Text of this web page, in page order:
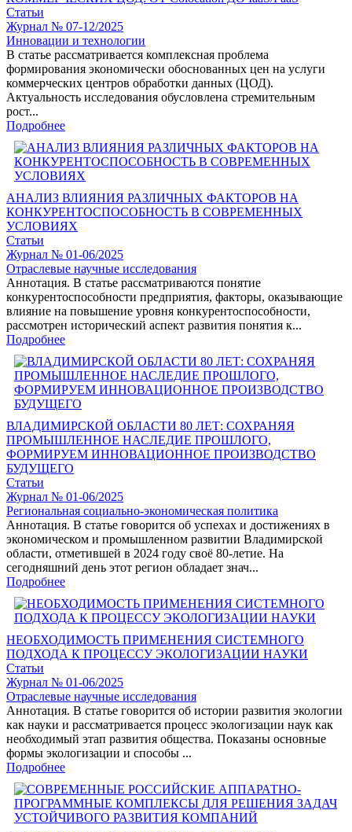
Статьи
Журнал № 07-12/2025
Инновации и технологии
В статье рассматривается комплексная проблема
формирования экономически обоснованных цен на услуги
коммерческих центров обработки данных (ЦОД).
Актуальность исследования обусловлена стремительным
рост...
Подробнее
АНАЛИЗ ВЛИЯНИЯ РАЗЛИЧНЫХ ФАКТОРОВ НА
КОНКУРЕНТОСПОСОБНОСТЬ В СОВРЕМЕННЫХ
УСЛОВИЯХ
Статьи
Журнал № 01-06/2025
Отраслевые научные исследования
Аннотация. В статье рассматриваются понятие
конкурентоспособности предприятия, факторы, оказывающие
влияние на повышение уровня конкурентоспособности,
рассмотрен исторический аспект развития понятия к...
Подробнее
ВЛАДИМИРСКОЙ ОБЛАСТИ 80 ЛЕТ: СОХРАНЯЯ
ПРОМЫШЛЕННОЕ НАСЛЕДИЕ ПРОШЛОГО,
ФОРМИРУЕМ ИННОВАЦИОННОЕ ПРОИЗВОДСТВО
БУДУЩЕГО
Статьи
Журнал № 01-06/2025
Региональная социально-экономическая политика
Аннотация. В статье говорится об успехах и достижениях в
экономическом и промышленном развитии Владимирской
области, отметившей в 2024 году своё 80-летие. На
сегодняшний день этот регион обладает знач...
Подробнее
НЕОБХОДИМОСТЬ ПРИМЕНЕНИЯ СИСТЕМНОГО
ПОДХОДА К ПРОЦЕССУ ЭКОЛОГИЗАЦИИ НАУКИ
Статьи
Журнал № 01-06/2025
Отраслевые научные исследования
Аннотация. В статье говорится об истории развития экологии
как науки и рассматривается процесс экологизации наук как
необходимый этап развития общества. Показаны основные
формы экологизации и способы ...
Подробнее